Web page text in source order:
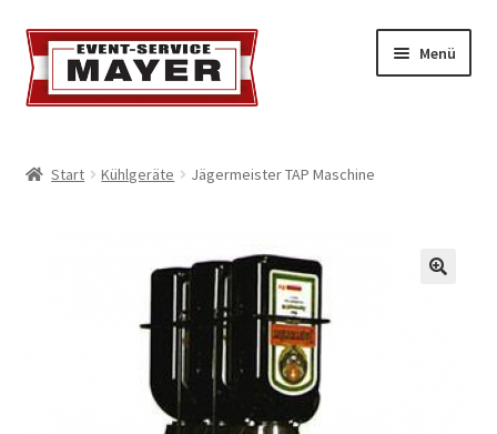
Menü
Standort & Öffnungszeiten
Kontakt & Feedback
Start Kühlgeräte Jägermeister TAP Maschine